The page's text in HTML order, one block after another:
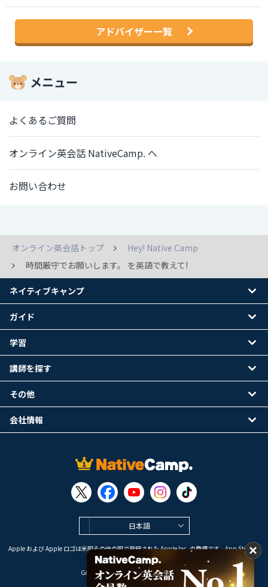
アドバイザー一覧
メニュー
よくあるご質問
オンライン英会話 NativeCamp. へ
お問い合わせ
オンライン英会話トップ
Hey! Native Camp
時間厳守でお願いします。 を英語で教えて!
日本語
Apple および Apple ロゴは米国その他の国で登録された Apple Inc. の商標です。App Store は
Apple Inc. のサービスマークです。
Google Play は Google LLC の商標です。
ネイティブキャンプ
ガイド
学習
講師を探す
その他
会社情報